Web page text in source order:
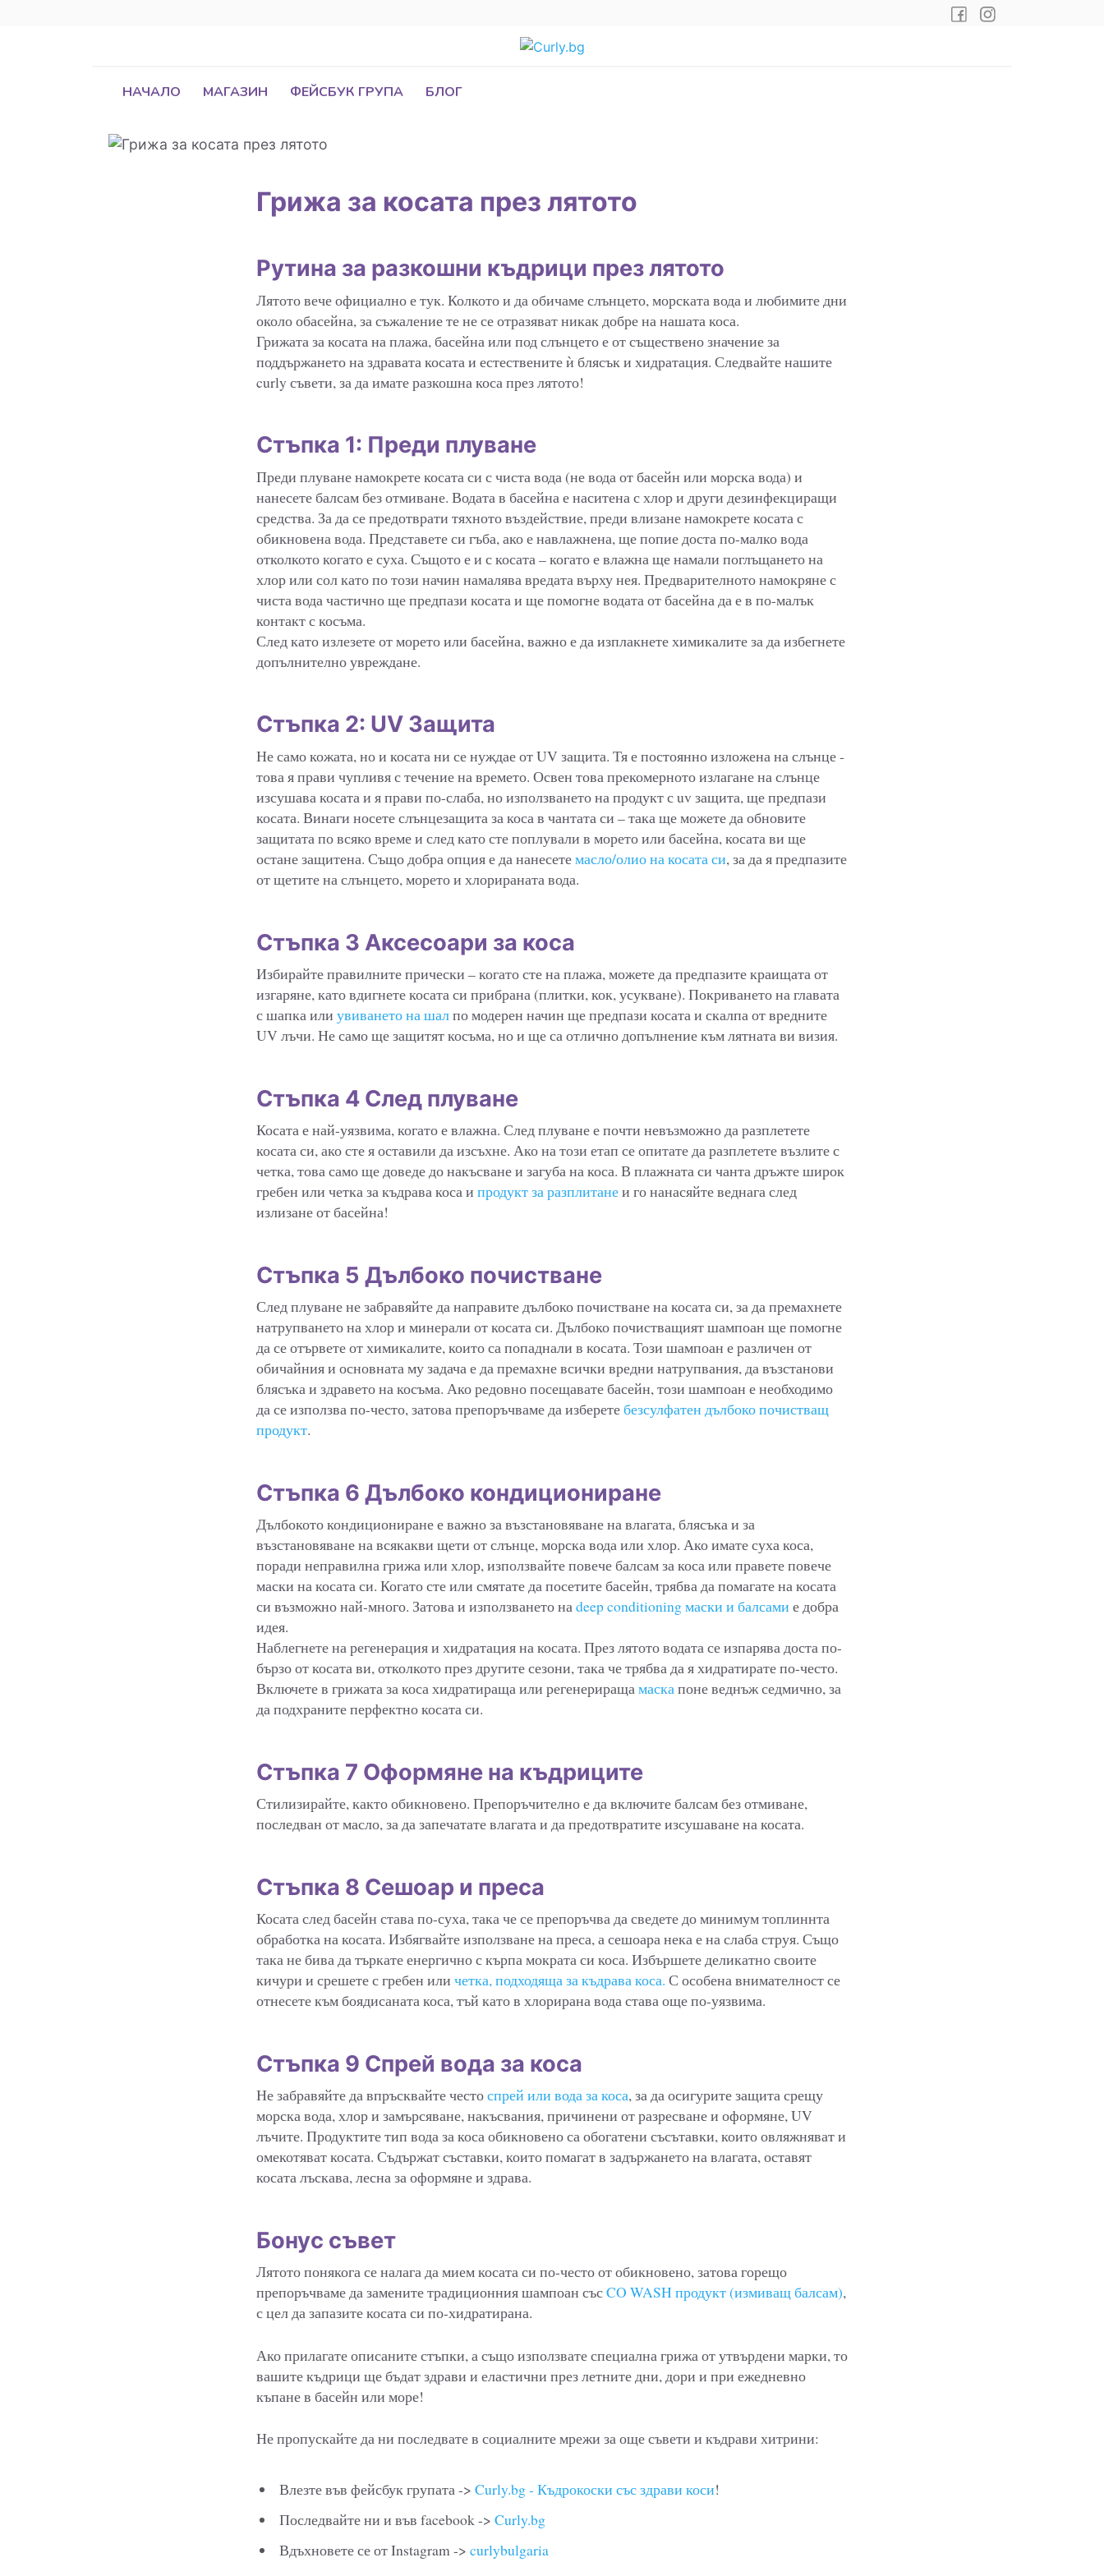
НАЧАЛО МАГАЗИН ФЕЙСБУК ГРУПА БЛОГ
Грижа за косата през лятото
Рутина за разкошни къдрици през лятото
Лятото вече официално е тук. Колкото и да обичаме слънцето, морската вода и любимите дни
около обасейна, за съжаление те не се отразяват никак добре на нашата коса.
Грижата за косата на плажа, басейна или под слънцето е от съществено значение за
поддържането на здравата косата и естествените ѝ блясък и хидратация. Следвайте нашите
curly съвети, за да имате разкошна коса през лятото!
Стъпка 1: Преди плуване
Преди плуване намокрете косата си с чиста вода (не вода от басейн или морска вода) и
нанесете балсам без отмиване. Водата в басейна е наситена с хлор и други дезинфекциращи
средства. За да се предотврати тяхното въздействие, преди влизане намокрете косата с
обикновена вода. Представете си гъба, ако е навлажнена, ще попие доста по-малко вода
отколкото когато е суха. Същото е и с косата – когато е влажна ще намали поглъщането на
хлор или сол като по този начин намалява вредата върху нея. Предварителното намокряне с
чиста вода частично ще предпази косата и ще помогне водата от басейна да е в по-малък
контакт с косъма.
След като излезете от морето или басейна, важно е да изплакнете химикалите за да избегнете
допълнително увреждане.
Стъпка 2: UV Защита
Не само кожата, но и косата ни се нуждае от UV защита. Тя е постоянно изложена на слънце -
това я прави чупливя с течение на времето. Освен това прекомерното излагане на слънце
изсушава косата и я прави по-слаба, но използването на продукт с uv защита, ще предпази
косата. Винаги носете слънцезащита за коса в чантата си – така ще можете да обновите
защитата по всяко време и след като сте поплували в морето или басейна, косата ви ще
остане защитена. Също добра опция е да нанесетемасло/олио на косата си, за да я предпазите
от щетите на слънцето, морето и хлорираната вода.
Стъпка 3 Аксесоари за коса
Избирайте правилните прически – когато сте на плажа, можете да предпазите краищата от
изгаряне, като вдигнете косата си прибрана (плитки, кок, усукване). Покриването на главата
с шапка или увиването на шалпо модерен начин ще предпази косата и скалпа от вредните
UV лъчи. Не само ще защитят косъма, но и ще са отлично допълнение към лятната ви визия.
Стъпка 4 След плуване
Косата е най-уязвима, когато е влажна. След плуване е почти невъзможно да разплетете
косата си, ако сте я оставили да изсъхне. Ако на този етап се опитате да разплетете възлите с
четка, това само ще доведе до накъсване и загуба на коса. В плажната си чанта дръжте широк
гребен или четка за къдрава коса и продукт за разплитанеи го нанасяйте веднага след
излизане от басейна!
Стъпка 5 Дълбоко почистване
След плуване не забравяйте да направите дълбоко почистване на косата си, за да премахнете
натрупването на хлор и минерали от косата си. Дълбоко почистващият шампоан ще помогне
да се отървете от химикалите, които са попаднали в косата. Този шампоан е различен от
обичайния и основната му задача е да премахне всички вредни натрупвания, да възстанови
блясъка и здравето на косъма. Ако редовно посещавате басейн, този шампоан е необходимо
да се използва по-често, затова препоръчваме да изберетебезсулфатен дълбоко почистващ
продукт.
Стъпка 6 Дълбоко кондициониране
Дълбокото кондициониране е важно за възстановяване на влагата, блясъка и за
възстановяване на всякакви щети от слънце, морска вода или хлор. Ако имате суха коса,
поради неправилна грижа или хлор, използвайте повече балсам за коса или правете повече
маски на косата си. Когато сте или смятате да посетите басейн, трябва да помагате на косата
си възможно най-много. Затова и използването наdeep conditioning маски и балсами е добра
идея.
Наблегнете на регенерация и хидратация на косата. През лятото водата се изпарява доста по-
бързо от косата ви, отколкото през другите сезони, така че трябва да я хидратирате по-често.
Включете в грижата за коса хидратираща или регенериращамаскапоне веднъж седмично, за
да подхраните перфектно косата си.
Стъпка 7 Оформяне на къдриците
Стилизирайте, както обикновено. Препоръчително е да включите балсам без отмиване,
последван от масло, за да запечатате влагата и да предотвратите изсушаване на косата.
Стъпка 8 Сешоар и преса
Косата след басейн става по-суха, така че се препоръчва да сведете до минимум топлиннта
обработка на косата. Избягвайте използване на преса, а сешоара нека е на слаба струя. Също
така не бива да търкате енергично с кърпа мократа си коса. Избършете деликатно своите
кичури и срешете с гребен или четка, подходяща за къдрава коса. С особена внимателност се
отнесете към боядисаната коса, тъй като в хлорирана вода става още по-уязвима.
Стъпка 9 Спрей вода за коса
Не забравяйте да впръсквайте честоспрей или вода за коса, за да осигурите защита срещу
морска вода, хлор и замърсяване, накъсвания, причинени от разресване и оформяне, UV
лъчите. Продуктите тип вода за коса обикновено са обогатени съсътавки, които овляжняват и
омекотяват косата. Съдържат съставки, които помагат в задържането на влагата, оставят
косата лъскава, лесна за оформяне и здрава.
Бонус съвет
Лятото понякога се налага да мием косата си по-често от обикновено, затова горещо
препоръчваме да замените традиционния шампоан съсCO WASH продукт (измиващ балсам),
с цел да запазите косата си по-хидратирана.
Ако прилагате описаните стъпки, а също използвате специална грижа от утвърдени марки, то
вашите къдрици ще бъдат здрави и еластични през летните дни, дори и при ежедневно
къпане в басейн или море!
Не пропускайте да ни последвате в социалните мрежи за още съвети и къдрави хитрини:
Влезте във фейсбук групата ->Curly.bg - Къдрокоски със здрави коси!
Последвайте ни и във facebook ->Curly.bg
Вдъхновете се от Instagram ->curlybulgaria